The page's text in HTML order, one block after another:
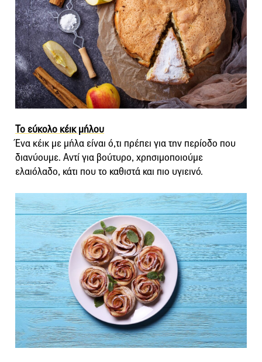
Το εύκολο κέικ μήλου
Ένα κέικ με μήλα είναι ό,τι πρέπει για την περίοδο που
διανύουμε. Αντί για βούτυρο, χρησιμοποιούμε
ελαιόλαδο, κάτι που το καθιστά και πιο υγιεινό.